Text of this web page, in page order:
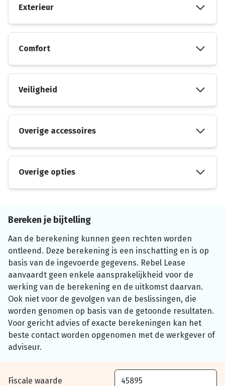
Exterieur
Comfort
Veiligheid
Overige accessoires
Overige opties
Bereken je bijtelling
Aan de berekening kunnen geen rechten worden
ontleend. Deze berekening is een inschatting en is op
basis van de ingevoerde gegevens. Rebel Lease
aanvaardt geen enkele aansprakelijkheid voor de
werking van de berekening en de uitkomst daarvan.
Ook niet voor de gevolgen van de beslissingen, die
worden genomen op basis van de getoonde resultaten.
Voor gericht advies of exacte berekeningen kan het
beste contact worden opgenomen met de werkgever of
adviseur.
Fiscale waarde